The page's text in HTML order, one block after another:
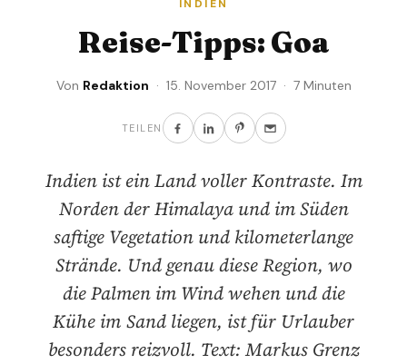
INDIEN
Reise-Tipps: Goa
Von Redaktion · 15. November 2017 · 7 Minuten
TEILEN
Indien ist ein Land voller Kontraste. Im
Norden der Himalaya und im Süden
saftige Vegetation und kilometerlange
Strände. Und genau diese Region, wo
die Palmen im Wind wehen und die
Kühe im Sand liegen, ist für Urlauber
besonders reizvoll. Text: Markus Grenz